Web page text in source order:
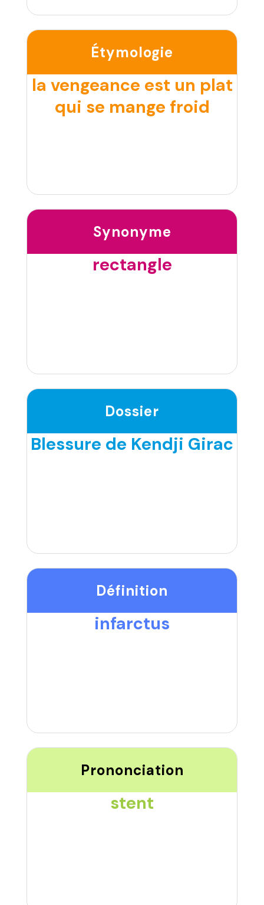
Étymologie
la vengeance est un plat
qui se mange froid
Synonyme
rectangle
Dossier
Blessure de Kendji Girac
Définition
infarctus
Prononciation
stent